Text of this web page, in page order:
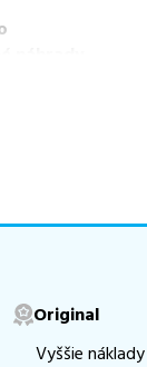
otázky,
Original
Vyššie